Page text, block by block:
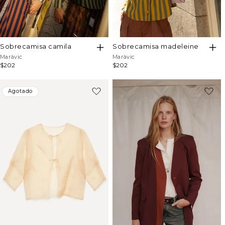
sobrecamisa camila
Proveedor:
Maràvic
Precio
$202
sobrecamisa madeleine
Proveedor:
Maràvic
Precio
$202
Agotado
Agotado -47%